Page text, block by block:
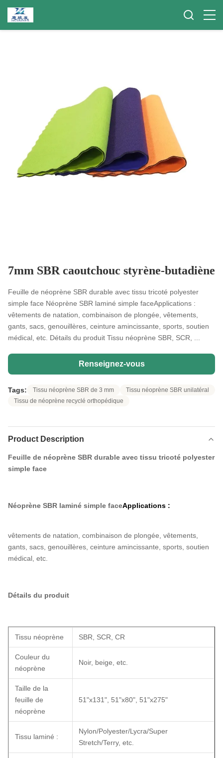
7mm SBR caoutchouc styrène-butadiène
Feuille de néoprène SBR durable avec tissu tricoté polyester
simple face Néoprène SBR laminé simple faceApplications :
vêtements de natation, combinaison de plongée, vêtements,
gants, sacs, genouillères, ceinture amincissante, sports, soutien
médical, etc. Détails du produit Tissu néoprène SBR, SCR, ...
Renseignez-vous
Tags: Tissu néoprène SBR de 3 mm
Tissu néoprène SBR unilatéral
Tissu de néoprène recyclé orthopédique
Product Description
Feuille de néoprène SBR durable avec tissu tricoté polyester
simple face
Néoprène SBR laminé simple faceApplications :
vêtements de natation, combinaison de plongée, vêtements,
gants, sacs, genouillères, ceinture amincissante, sports, soutien
médical, etc.
Détails du produit
Tissu néoprène SBR, SCR, CR
Couleur du
néoprène
Noir, beige, etc.
Taille de la
feuille de
néoprène
51"x131", 51"x80", 51"x275"
Tissu laminé :
Nylon/Polyester/Lycra/Super
Stretch/Terry, etc.